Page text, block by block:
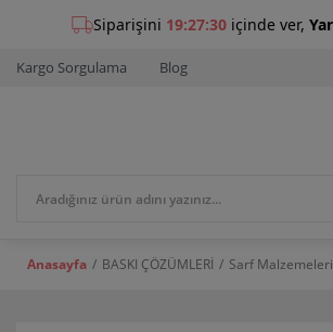
Kargo Sorgulama Blog
Anasayfa BASKI ÇÖZÜMLERİ Sarf Malzemeleri